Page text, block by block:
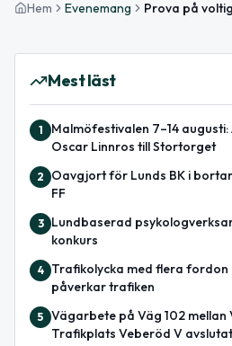
Hem Evenemang
Mest läst
1
Malmöfestivalen 7–14 augusti:
Oscar Linnros till Stortorget
2
Oavgjort för Lunds BK i
FF
3
Lundbaserad
konkurs
4
Trafikolycka med flera fordon
påverkar trafiken
5 Vägarbete på Väg 102 mellan
Trafikplats Veberöd V avslutat